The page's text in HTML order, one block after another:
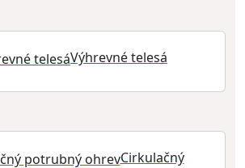
Výhrevné telesá
Cirkulačný